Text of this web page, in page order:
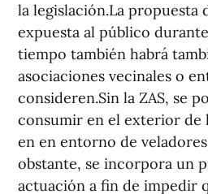
la legislación.La propuesta
expuesta al público
tiempo también habrá
asociaciones vecinales o
consideren.Sin la ZAS, se
consumir en el exterior de
en en entorno de
obstante, se incorpora un
actuación a fin de impedir